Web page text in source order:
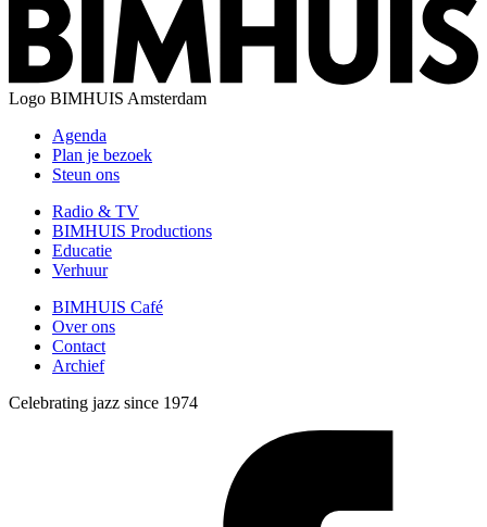
Logo BIMHUIS Amsterdam
Agenda
Plan je bezoek
Steun ons
Radio & TV
BIMHUIS Productions
Educatie
Verhuur
BIMHUIS Café
Over ons
Contact
Archief
Celebrating jazz since 1974